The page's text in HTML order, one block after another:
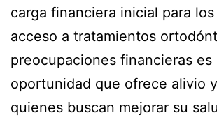
carga financiera inicial para
acceso a tratamientos
preocupaciones financieras es
oportunidad que ofrece alivio
quienes buscan mejorar su